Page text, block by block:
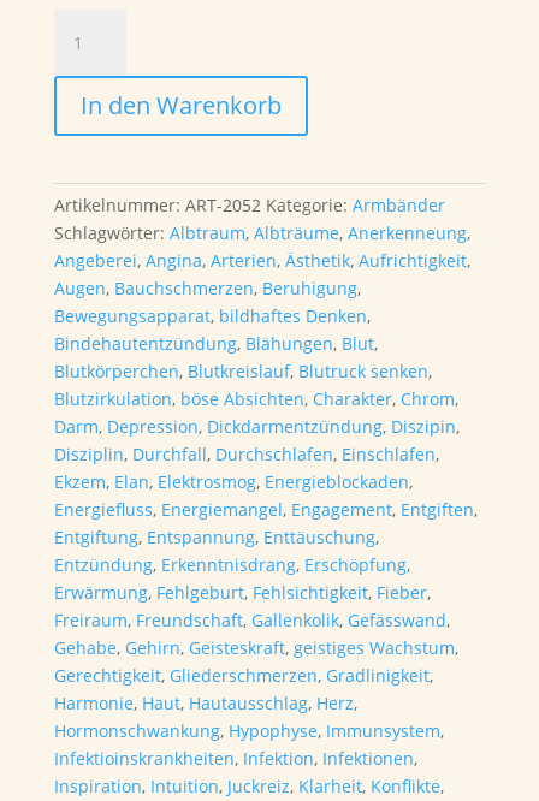
Saphir,
Rubin,
Turmalin
Schörl
16cm
Menge
In den Warenkorb
Artikelnummer: ART-2052 Kategorie: Armbänder
Schlagwörter: Albtraum, Albträume, Anerkenneung,
Angeberei, Angina, Arterien, Ästhetik, Aufrichtigkeit,
Augen, Bauchschmerzen, Beruhigung,
Bewegungsapparat, bildhaftes Denken,
Bindehautentzündung, Blähungen, Blut,
Blutkörperchen, Blutkreislauf, Blutruck senken,
Blutzirkulation, böse Absichten, Charakter, Chrom,
Darm, Depression, Dickdarmentzündung, Diszipin,
Disziplin, Durchfall, Durchschlafen, Einschlafen,
Ekzem, Elan, Elektrosmog, Energieblockaden,
Energiefluss, Energiemangel, Engagement, Entgiften,
Entgiftung, Entspannung, Enttäuschung,
Entzündung, Erkenntnisdrang, Erschöpfung,
Erwärmung, Fehlgeburt, Fehlsichtigkeit, Fieber,
Freiraum, Freundschaft, Gallenkolik, Gefässwand,
Gehabe, Gehirn, Geisteskraft, geistiges Wachstum,
Gerechtigkeit, Gliederschmerzen, Gradlinigkeit,
Harmonie, Haut, Hautausschlag, Herz,
Hormonschwankung, Hypophyse, Immunsystem,
Infektioinskrankheiten, Infektion, Infektionen,
Inspiration, Intuition, Juckreiz, Klarheit, Konflikte,